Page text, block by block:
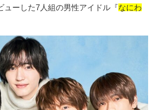
ューした7人組の男性アイドル『なにわ